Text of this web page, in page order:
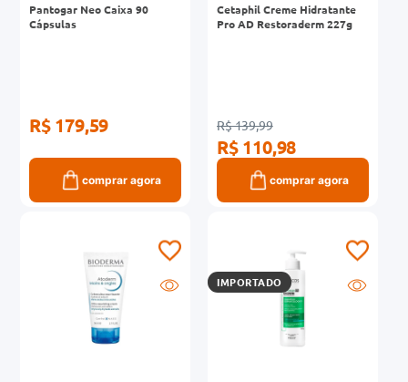
Pantogar Neo Caixa 90
Cápsulas
R$ 179,59
comprar agora
Cetaphil Creme Hidratante
Pro AD Restoraderm 227g
R$ 139,99
R$ 110,98
comprar agora
IMPORTADO